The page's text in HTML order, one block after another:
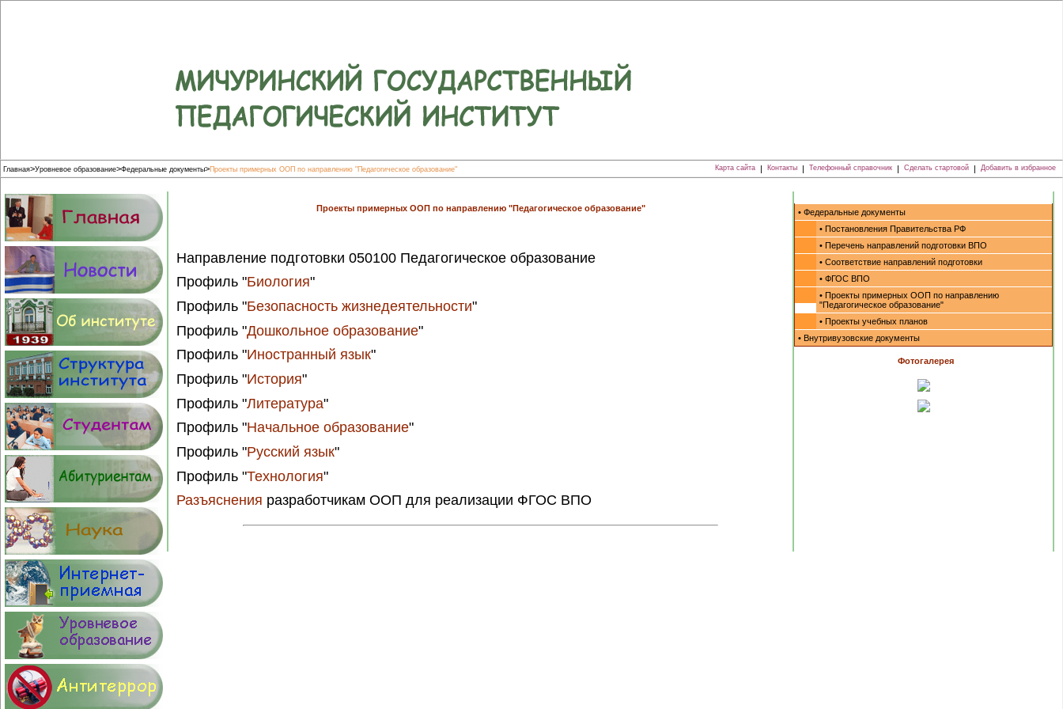
Главная>Уровневое образование>Федеральные документы>Проекты примерных ООП по направлению "Педагогическое образование" Карта сайта | Контакты | Телефонный справочник | Сделать стартовой | Добавить в избранное
Проекты примерных ООП по направлению "Педагогическое образование"
Направление подготовки 050100 Педагогическое образование
Профиль "Биология"
Профиль "Безопасность жизнедеятельности"
Профиль "Дошкольное образование"
Профиль "Иностранный язык"
Профиль "История"
Профиль "Литература"
Профиль "Начальное образование"
Профиль "Русский язык"
Профиль "Технология"
Разъяснения разработчикам ООП для реализации ФГОС ВПО
• Федеральные документы
• Постановления Правительства РФ
• Перечень направлений подготовки ВПО
• Соответствие направлений подготовки
• ФГОС ВПО
• Проекты примерных ООП по направлению
"Педагогическое образование"
• Проекты учебных планов
• Внутривузовские документы
Фотогалерея